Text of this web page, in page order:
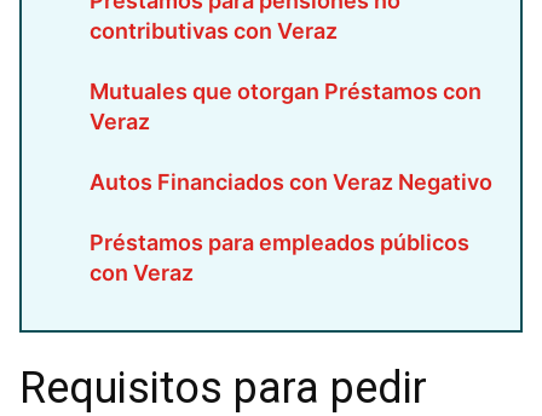
contributivas con Veraz
Mutuales que otorgan Préstamos con
Veraz
Autos Financiados con Veraz Negativo
Préstamos para empleados públicos
con Veraz
Requisitos para pedir